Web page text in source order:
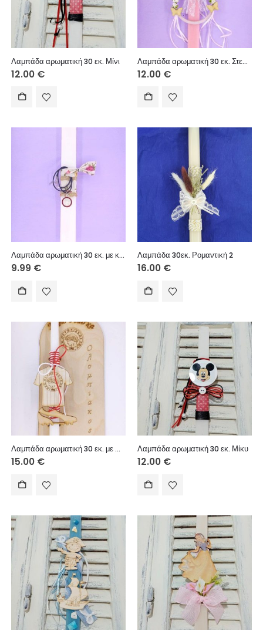
Λαμπάδα αρωματική 30 εκ. Μίνι
12.00 €
Λαμπάδα αρωματική 30 εκ. Στεφάνι με πεταλούδα
12.00 €
Λαμπάδα αρωματική 30 εκ. με κόσμημα
9.99 €
Λαμπάδα 30εκ. Ρομαντική 2
16.00 €
Λαμπάδα αρωματική 30 εκ. με πλάτη (Ομάδα)
15.00 €
Λαμπάδα αρωματική 30 εκ. Μίκυ
12.00 €